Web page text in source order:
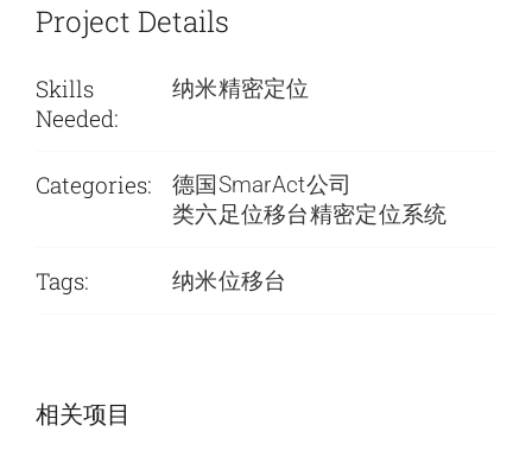
Project Details
Skills
Needed:
纳米精密定位
Categories:
德国SmarAct公司
类六足位移台精密定位系统
Tags: 纳米位移台
相关项目